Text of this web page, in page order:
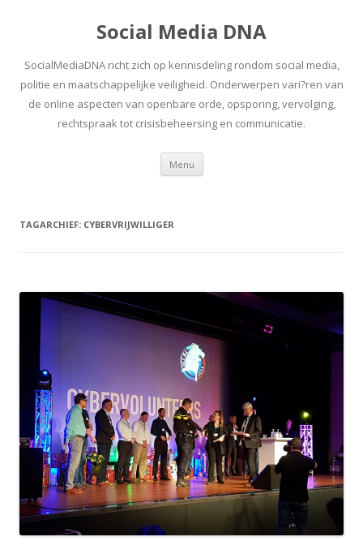
Social Media DNA
SocialMediaDNA richt zich op kennisdeling rondom social media,
politie en maatschappelijke veiligheid. Onderwerpen vari?ren van
de online aspecten van openbare orde, opsporing, vervolging,
rechtspraak tot crisisbeheersing en communicatie.
Menu Spring
inhoud
TAGARCHIEF: CYBERVRIJWILLIGER